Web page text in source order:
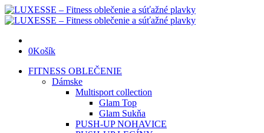
0Košík
FITNESS OBLEČENIE
Dámske
Multisport collection
Glam Top
Glam Sukňa
PUSH-UP NOHAVICE